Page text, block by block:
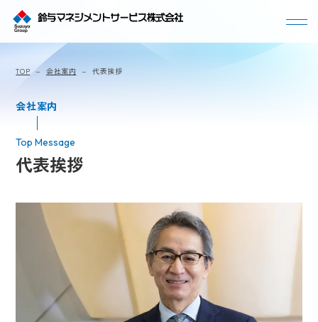
よくわかるSMS
事業内容
よくある質問
社員紹介
募集要項
新卒採用 中途採用
会社案内
代表挨拶
会社概要
TOP 会社案内 代表挨拶
会社案内
代表挨拶